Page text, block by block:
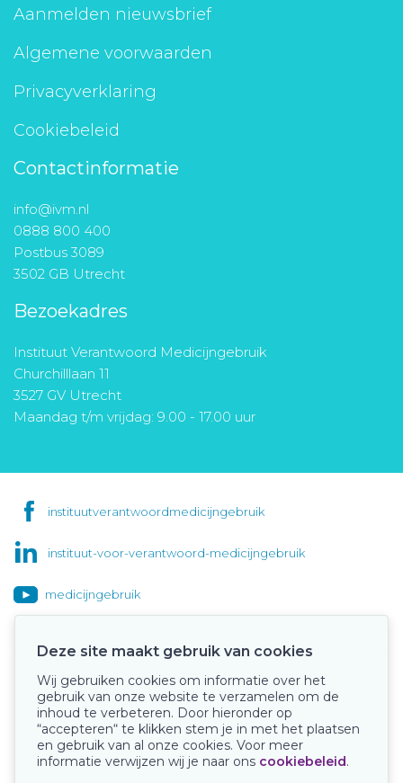
Aanmelden nieuwsbrief
Algemene voorwaarden
Privacyverklaring
Cookiebeleid
Contactinformatie
info@ivm.nl
0888 800 400
Postbus 3089
3502 GB Utrecht
Bezoekadres
Instituut Verantwoord Medicijngebruik
Churchilllaan 11
3527 GV Utrecht
Maandag t/m vrijdag: 9.00 - 17.00 uur
instituutverantwoordmedicijngebruik
instituut-voor-verantwoord-medicijngebruik
medicijngebruik
Onze keurmerken
Deze site maakt gebruik van cookies
Wij gebruiken cookies om informatie over het
gebruik van onze website te verzamelen om de
inhoud te verbeteren. Door hieronder op
“accepteren“ te klikken stem je in met het plaatsen
en gebruik van al onze cookies. Voor meer
informatie verwijzen wij je naar ons cookiebeleid.